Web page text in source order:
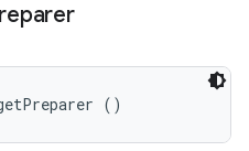
()